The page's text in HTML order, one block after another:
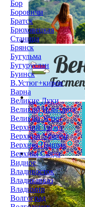
Бор
Боровичи
Братск
Брюховецкая
Станица
Брянск
Бугульма
Бугуруслан
Буинск
В.Устюг+киров
Варна
Великие Луки
Великий Новгород
Великий Устюг
Верхний Тагил
Верхний Уфалей
Верхняя Пышма
Верхняя Салда
Видное
Владивосток
Владикавказ
Владимир
Волгоград